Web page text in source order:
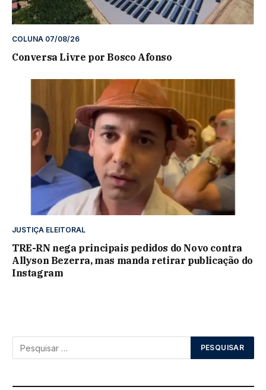
COLUNA 07/08/26
Conversa Livre por Bosco Afonso
JUSTIÇA ELEITORAL
TRE-RN nega principais pedidos do Novo contra
Allyson Bezerra, mas manda retirar publicação do
Instagram